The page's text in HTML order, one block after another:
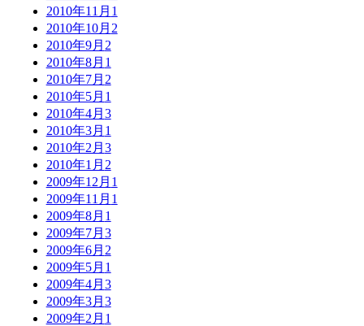
2010年11月 1
2010年10月 2
2010年9月 2
2010年8月 1
2010年7月 2
2010年5月 1
2010年4月 3
2010年3月 1
2010年2月 3
2010年1月 2
2009年12月 1
2009年11月 1
2009年8月 1
2009年7月 3
2009年6月 2
2009年5月 1
2009年4月 3
2009年3月 3
2009年2月 1